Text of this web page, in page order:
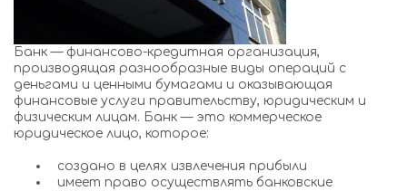
Банк — финансово-кредитная организация,
производящая разнообразные виды операций с
деньгами и ценными бумагами и оказывающая
финансовые услуги правительству, юридическим и
физическим лицам. Банк — это коммерческое
юридическое лицо, которое:
создано в целях извлечения прибыли
имеет право осуществлять банковские